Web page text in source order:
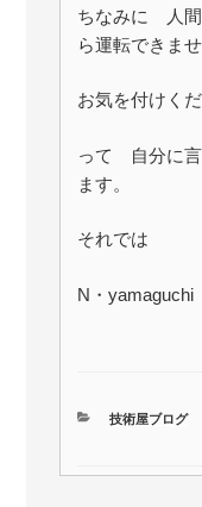
ちなみに 人
ら運転できま
お気を付けくだ
って 自分に
ます。
それでは
N・yamaguchi
カ
技術屋ブログ